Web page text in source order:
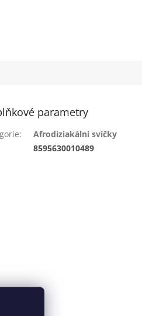
parametry
:
Afrodiziakální svíčky
8595630010489